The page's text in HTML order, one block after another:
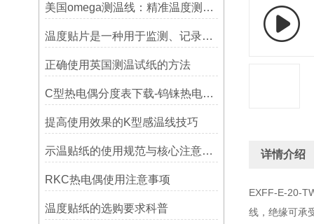
美国omega测温线：精准温度测量的可靠选择
温度贴片是一种用于监测、记录或指示温度变化的工具
正确使用英国测温试纸的方法
C型热电偶分度表下载-钨铼热电偶分度表
提高使用效果的K型感温线技巧
示温贴纸的使用规范与核心注意事项解读
RKC热电偶使用注意事项
温度贴纸的选购要求科普
详情介绍
EXFF-E-20-
线，绝缘可承